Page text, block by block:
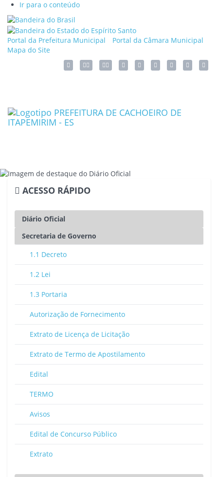
Ir para o conteúdo
externo
para
Brasil
Link
externo
Portal
do
Espírito
Portal da Prefeitura Municipal
Portal da Câmara Municipal
Mapa do Site
Acessar o mapa do siteAção para aumentar tamanho da fonte do site
Ação para diminuir tamanho da fonte do
Ação para aplicar auto contraste
Acessar página sobre
Acessar página sobre
Acessar página
Acessar
ACESSO RÁPIDO
Diário Oficial
Secretaria de Governo
1.1 Decreto
1.2 Lei
1.3 Portaria
Autorização de Fornecimento
Extrato de Licença de Licitação
Extrato de Termo de Apostilamento
Edital
TERMO
Avisos
Edital de Concurso Público
Extrato